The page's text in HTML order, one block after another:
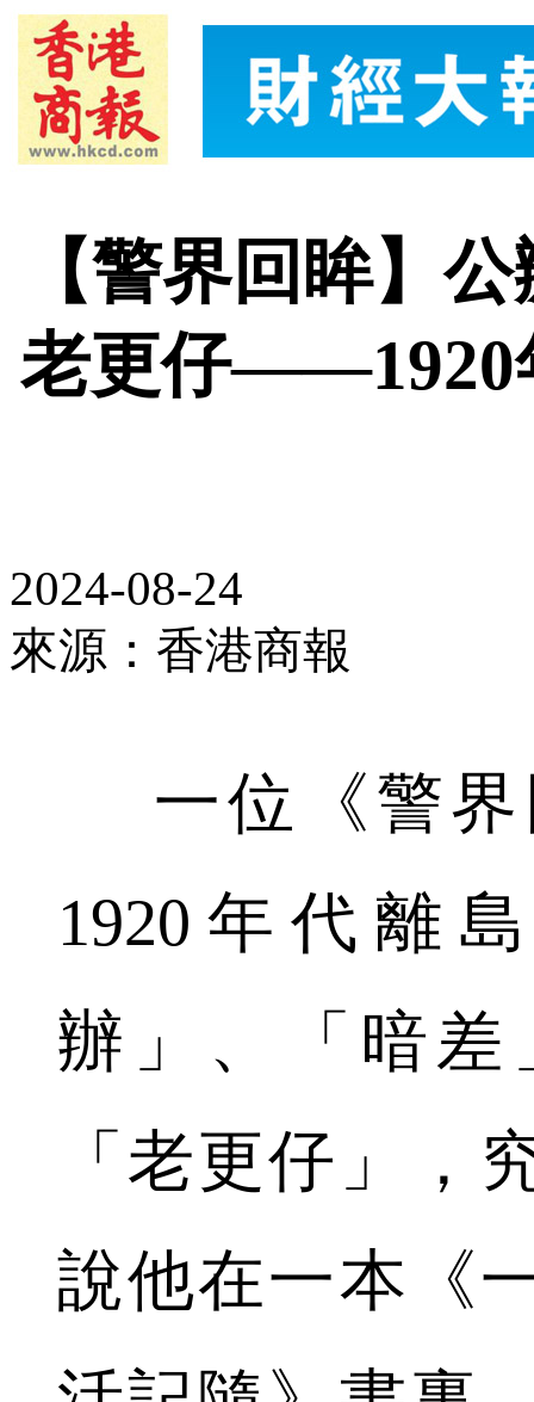
【警界回眸】
老更仔——1920
2024-08-24
來源：香港商報
一位《警界
1920年代離
辦」、「暗
「老更仔」，
說他在一本《